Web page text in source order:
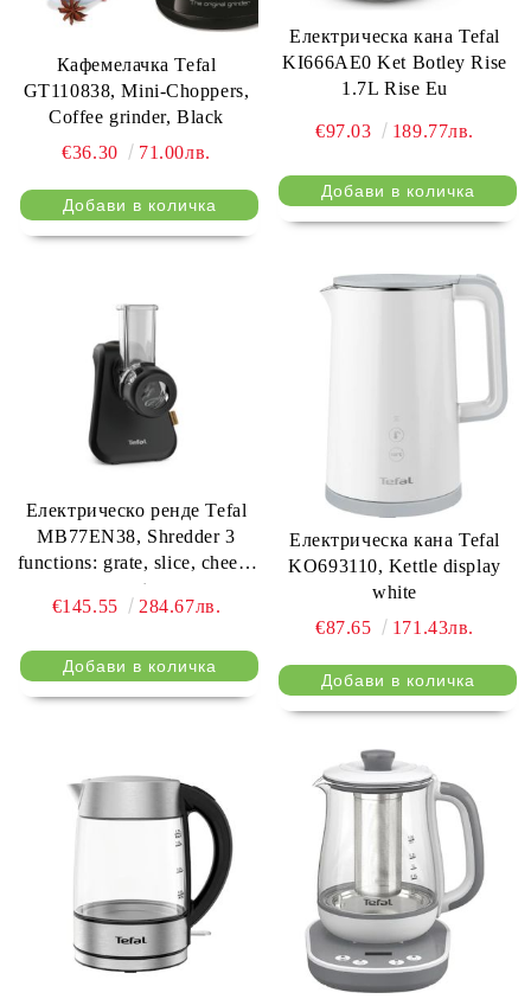
Кафемелачка Tefal
GT110838, Mini-Choppers,
Coffee grinder, Black
€36.30
71.00лв.
Електрическа кана Tefal
KI666AE0 Ket Botley Rise
1.7L Rise Eu
€97.03 189.77лв.
Електрическо ренде Tefal
MB77EN38, Shredder 3
functions: grate, slice, cheese
grate
€145.55
284.67лв.
Електрическа кана Tefal
KO693110, Kettle display
white
€87.65
171.43лв.